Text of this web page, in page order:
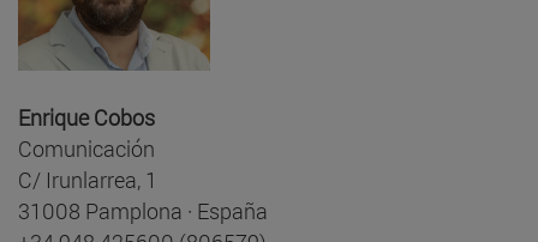
Enrique Cobos
Comunicación
C/ Irunlarrea, 1
31008 Pamplona · España